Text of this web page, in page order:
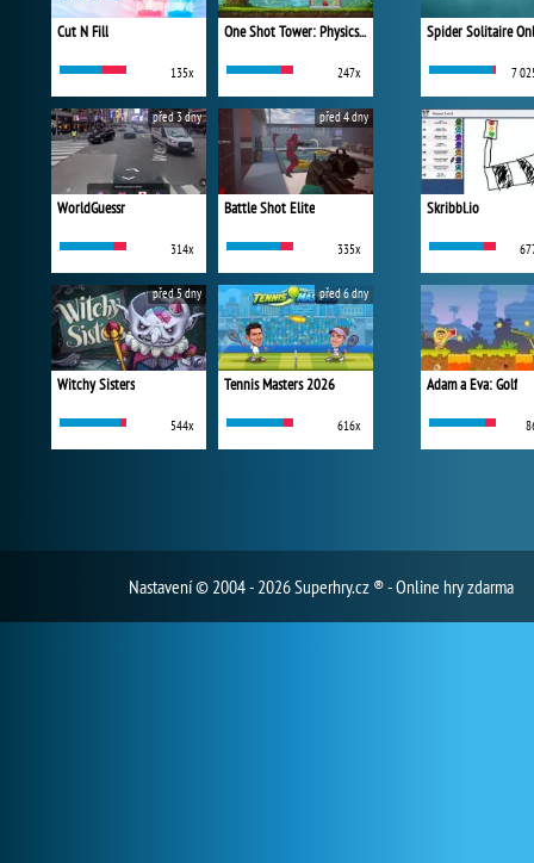
Cut N Fill
135x
One Shot Tower: Physics Destroyer
247x
WorldGuessr
314x
před 3 dny
Battle Shot Elite
335x
před 4 dny
Witchy Sisters
544x
před 5 dny
Tennis Masters 2026
616x
před 6 dny
Spider Solitaire
7
Skribbl.io
Adam a Eva: Golf
Nastavení© 2004 - 2026 Superhry.cz ® - Online hry zdarma